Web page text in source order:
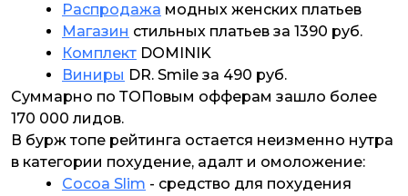
Распродажа модных женских платьев
Магазин стильных платьев за 1390 руб.
Комплект DOMINIK
Виниры DR. Smile за 490 руб.
Суммарно по ТОПовым офферам зашло более
170 000 лидов.
В бурж топе рейтинга остается неизменно нутра
в категории похудение, адалт и омоложение:
Cocoa Slim - средство для похудения